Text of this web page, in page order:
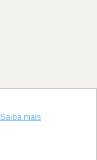
Saiba mais